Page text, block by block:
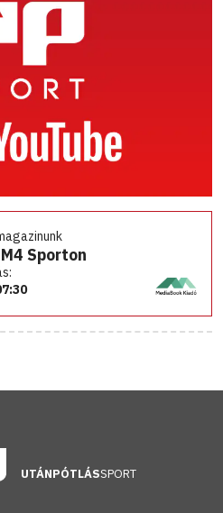
Sporton
UTÁNPÓTLÁSSPORT